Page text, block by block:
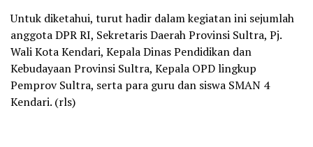
Untuk diketahui, turut hadir dalam kegiatan ini sejumlah
anggota DPR RI, Sekretaris Daerah Provinsi Sultra, Pj.
Wali Kota Kendari, Kepala Dinas Pendidikan dan
Kebudayaan Provinsi Sultra, Kepala OPD lingkup
Pemprov Sultra, serta para guru dan siswa SMAN 4
Kendari. (rls)